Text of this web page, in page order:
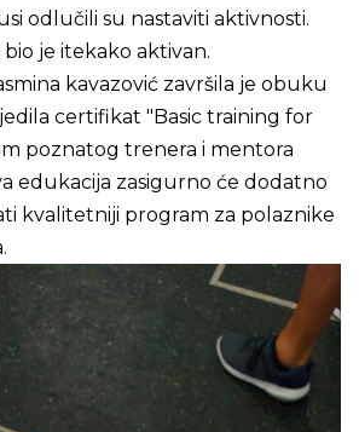
odlučili su nastaviti aktivnosti.
je itekako aktivan.
kavazović završila je obuku
certifikat "Basic training for
poznatog trenera i mentora
edukacija zasigurno će dodatno
kvalitetniji program za polaznike